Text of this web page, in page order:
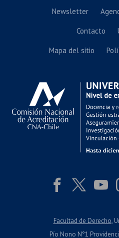
Newsletter
Contacto
Mapa del sitio
Facultad de Derecho,
Pío Nono N°1